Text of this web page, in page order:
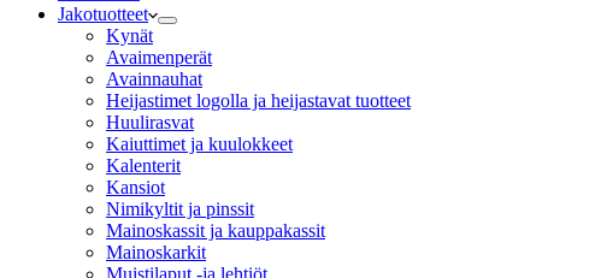
Jakotuotteet
Kynät
Avaimenperät
Avainnauhat
Heijastimet logolla ja heijastavat tuotteet
Huulirasvat
Kaiuttimet ja kuulokkeet
Kalenterit
Kansiot
Nimikyltit ja pinssit
Mainoskassit ja kauppakassit
Mainoskarkit
Muistilaput -ja lehtiöt